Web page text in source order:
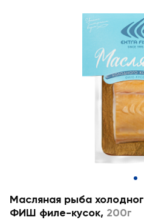
Масляная рыба
ФИШ филе-кусок, 200г